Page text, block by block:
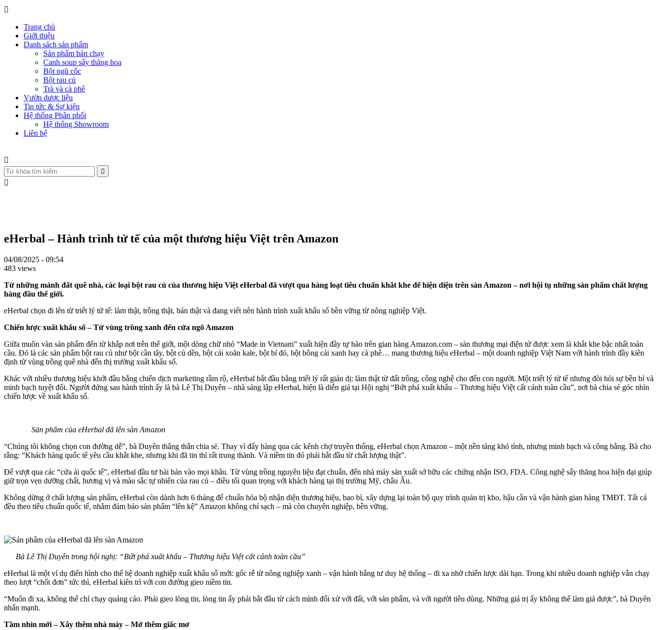
Trang chủ
Giới thiệu
Danh sách sản phẩm
Sản phẩm bán chạy
Canh soup sấy thăng hoa
Bột ngũ cốc
Bột rau củ
Trà và cà phê
Vườn dược liệu
Tin tức & Sự kiện
Hệ thống Phân phối
Hệ thống Showroom
Liên hệ
eHerbal – Hành trình tử tế của một thương hiệu Việt trên Amazon
04/08/2025 - 09:54
483 views
Từ những mảnh đất quê nhà, các loại bột rau củ của thương hiệu Việt eHerbal đã vượt qua hàng loạt tiêu chuẩn khắt khe để hiện diện trên sàn Amazon – nơi hội tụ những sản phẩm chất lượng
hàng đầu thế giới.
eHerbal chọn đi lên từ triết lý tử tế: làm thật, trồng thật, bán thật và đang viết nên hành trình xuất khẩu số bền vững từ nông nghiệp Việt.
Chiến lược xuất khẩu số – Từ vùng trồng xanh đến cửa ngõ Amazon
Giữa muôn vàn sản phẩm đến từ khắp nơi trên thế giới, một dòng chữ nhỏ “Made in Vietnam” xuất hiện đầy tự hào trên gian hàng Amazon.com – sàn thương mại điện tử được xem là khắt khe bậc nhất toàn
cầu. Đó là các sản phẩm bột rau củ như bột cần tây, bột củ dền, bột cải xoăn kale, bột bí đỏ, bột bông cải xanh hay cà phê… mang thương hiệu eHerbal – một doanh nghiệp Việt Nam với hành trình đầy kiên
định từ vùng trồng quê nhà đến thị trường xuất khẩu số.
Khác với nhiều thương hiệu khởi đầu bằng chiến dịch marketing rầm rộ, eHerbal bắt đầu bằng triết lý rất giản dị: làm thật từ đất trồng, công nghệ cho đến con người. Một triết lý tử tế nhưng đòi hỏi sự bền bỉ và
minh bạch tuyệt đối. Người đứng sau hành trình ấy là bà Lê Thị Duyên – nhà sáng lập eHerbal, hiện là diễn giả tại Hội nghị “Bứt phá xuất khẩu – Thương hiệu Việt cất cánh toàn cầu”, nơi bà chia sẻ góc nhìn
chiến lược về xuất khẩu số.
Sản phẩm của eHerbal đã lên sàn Amazon
“Chúng tôi không chọn con đường dễ”, bà Duyên thẳng thắn chia sẻ. Thay vì đẩy hàng qua các kênh chợ truyền thống, eHerbal chọn Amazon – một nền tảng khó tính, nhưng minh bạch và công bằng. Bà cho
rằng: “Khách hàng quốc tế yêu cầu khắt khe, nhưng khi đã tin thì rất trung thành. Và niềm tin đó phải bắt đầu từ chất lượng thật”.
Để vượt qua các “cửa ải quốc tế”, eHerbal đầu tư bài bản vào mọi khâu. Từ vùng trồng nguyên liệu đạt chuẩn, đến nhà máy sản xuất sở hữu các chứng nhận ISO, FDA. Công nghệ sấy thăng hoa hiện đại giúp
giữ trọn vẹn dưỡng chất, hương vị và màu sắc tự nhiên của rau củ – điều tối quan trọng với khách hàng tại thị trường Mỹ, châu Âu.
Không dừng ở chất lượng sản phẩm, eHerbal còn dành hơn 6 tháng để chuẩn hóa bộ nhận diện thương hiệu, bao bì, xây dựng lại toàn bộ quy trình quản trị kho, hậu cần và vận hành gian hàng TMĐT. Tất cả
đều theo tiêu chuẩn quốc tế, nhằm đảm bảo sản phẩm “lên kệ” Amazon không chỉ sạch – mà còn chuyên nghiệp, bền vững.
Bà Lê Thị Duyên trong hội nghị: “Bứt phá xuất khẩu – Thương hiệu Việt cất cánh toàn cầu”
eHerbal là một ví dụ điển hình cho thế hệ doanh nghiệp xuất khẩu số mới: gốc rễ từ nông nghiệp xanh – vận hành bằng tư duy hệ thống – đi xa nhờ chiến lược dài hạn. Trong khi nhiều doanh nghiệp vẫn chạy
theo lượt “chốt đơn” tức thì, eHerbal kiên trì với con đường gieo niềm tin.
“Muốn đi xa, không thể chỉ chạy quảng cáo. Phải gieo lòng tin, lòng tin ấy phải bắt đầu từ cách mình đối xử với đất, với sản phẩm, và với người tiêu dùng. Những giá trị ấy không thể làm giả được”, bà Duyên
nhấn mạnh.
Tầm nhìn mới – Xây thêm nhà máy – Mở thêm giấc mơ